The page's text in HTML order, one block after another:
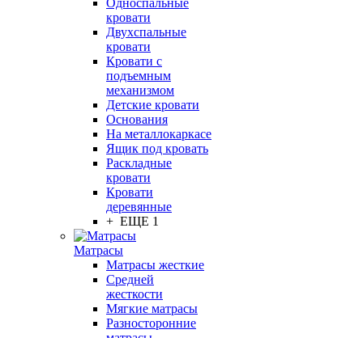
Односпальные
кровати
Двухспальные
кровати
Кровати с
подъемным
механизмом
Детские кровати
Основания
На металлокаркасе
Ящик под кровать
Раскладные
кровати
Кровати
деревянные
+ ЕЩЕ 1
Матрасы
Матрасы жесткие
Средней
жесткости
Мягкие матрасы
Разносторонние